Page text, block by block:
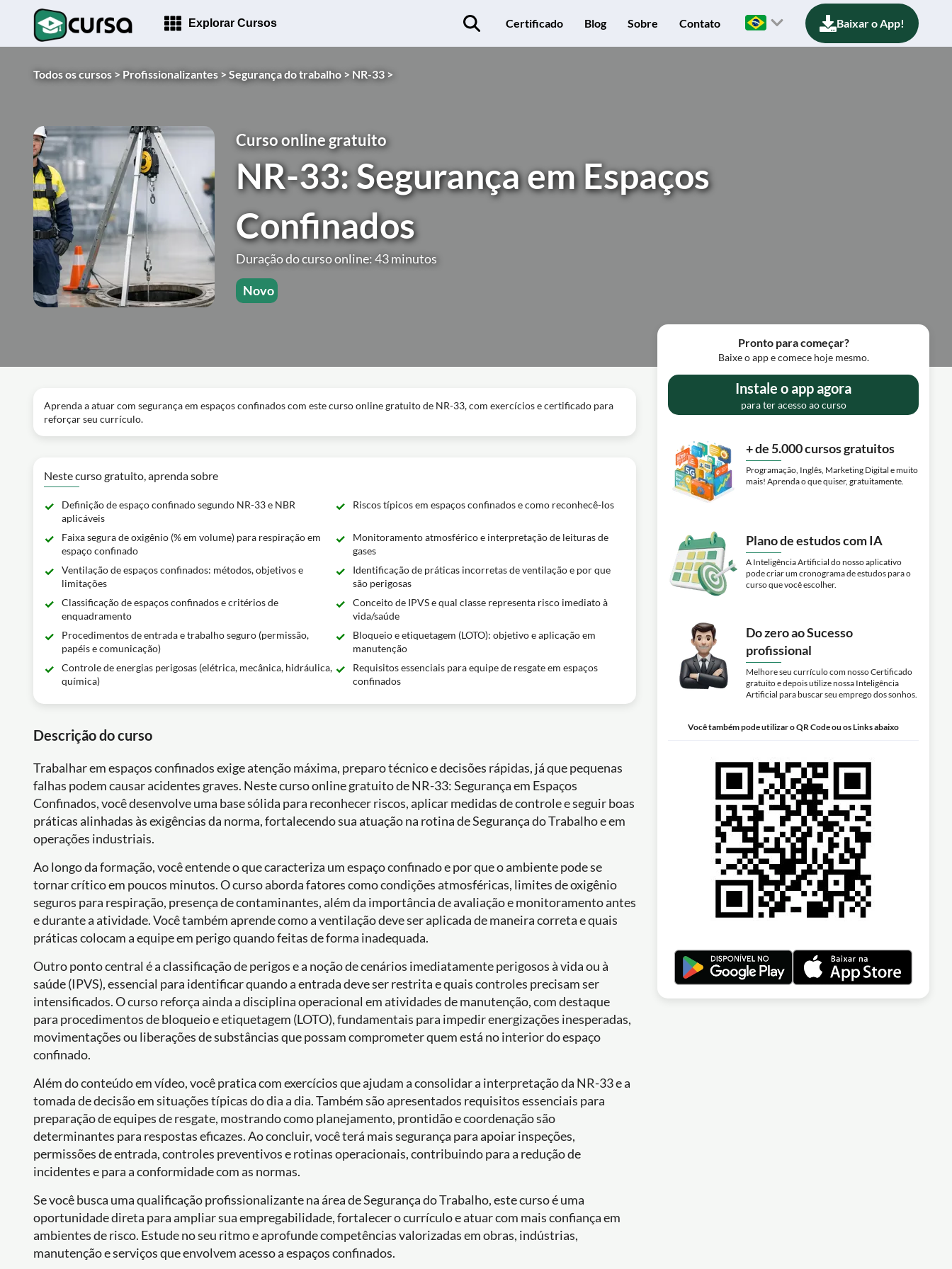
Explorar Cursos Certificado Blog Sobre Contato Baixar o App!
Todos os cursos > Profissionalizantes > Segurança do trabalho > NR-33 >
Curso online gratuito
NR-33: Segurança em Espaços
Confinados
Duração do curso online: 43 minutos
Novo
Aprenda a atuar com segurança em espaços confinados com este curso online gratuito de NR-33, com exercícios e certificado para
reforçar seu currículo.
Neste curso gratuito, aprenda sobre
Definição de espaço confinado segundo NR-33 e NBR
aplicáveis
Riscos típicos em espaços confinados e como reconhecê-los
Faixa segura de oxigênio (% em volume) para respiração em
espaço confinado
Monitoramento atmosférico e interpretação de leituras de
gases
Ventilação de espaços confinados: métodos, objetivos e
limitações
Identificação de práticas incorretas de ventilação e por que
são perigosas
Classificação de espaços confinados e critérios de
enquadramento
Conceito de IPVS e qual classe representa risco imediato à
vida/saúde
Procedimentos de entrada e trabalho seguro (permissão,
papéis e comunicação)
Bloqueio e etiquetagem (LOTO): objetivo e aplicação em
manutenção
Controle de energias perigosas (elétrica, mecânica, hidráulica,
química)
Requisitos essenciais para equipe de resgate em espaços
confinados
Descrição do curso
Trabalhar em espaços confinados exige atenção máxima, preparo técnico e decisões rápidas, já que pequenas
falhas podem causar acidentes graves. Neste curso online gratuito de NR-33: Segurança em Espaços
Confinados, você desenvolve uma base sólida para reconhecer riscos, aplicar medidas de controle e seguir boas
práticas alinhadas às exigências da norma, fortalecendo sua atuação na rotina de Segurança do Trabalho e em
operações industriais.
Ao longo da formação, você entende o que caracteriza um espaço confinado e por que o ambiente pode se
tornar crítico em poucos minutos. O curso aborda fatores como condições atmosféricas, limites de oxigênio
seguros para respiração, presença de contaminantes, além da importância de avaliação e monitoramento antes
e durante a atividade. Você também aprende como a ventilação deve ser aplicada de maneira correta e quais
práticas colocam a equipe em perigo quando feitas de forma inadequada.
Outro ponto central é a classificação de perigos e a noção de cenários imediatamente perigosos à vida ou à
saúde (IPVS), essencial para identificar quando a entrada deve ser restrita e quais controles precisam ser
intensificados. O curso reforça ainda a disciplina operacional em atividades de manutenção, com destaque
para procedimentos de bloqueio e etiquetagem (LOTO), fundamentais para impedir energizações inesperadas,
movimentações ou liberações de substâncias que possam comprometer quem está no interior do espaço
confinado.
Além do conteúdo em vídeo, você pratica com exercícios que ajudam a consolidar a interpretação da NR-33 e a
tomada de decisão em situações típicas do dia a dia. Também são apresentados requisitos essenciais para
preparação de equipes de resgate, mostrando como planejamento, prontidão e coordenação são
determinantes para respostas eficazes. Ao concluir, você terá mais segurança para apoiar inspeções,
permissões de entrada, controles preventivos e rotinas operacionais, contribuindo para a redução de
incidentes e para a conformidade com as normas.
Se você busca uma qualificação profissionalizante na área de Segurança do Trabalho, este curso é uma
oportunidade direta para ampliar sua empregabilidade, fortalecer o currículo e atuar com mais confiança em
ambientes de risco. Estude no seu ritmo e aprofunde competências valorizadas em obras, indústrias,
manutenção e serviços que envolvem acesso a espaços confinados.
Pronto para começar?
Baixe o app e comece hoje mesmo.
Instale o app agora
para ter acesso ao curso
+ de 5.000 cursos gratuitos
Programação, Inglês, Marketing Digital e muito
mais! Aprenda o que quiser, gratuitamente.
Plano de estudos com IA
A Inteligência Artificial do nosso aplicativo
pode criar um cronograma de estudos para o
curso que você escolher.
Do zero ao Sucesso
profissional
Melhore seu currículo com nosso Certificado
gratuito e depois utilize nossa Inteligência
Artificial para buscar seu emprego dos sonhos.
Você também pode utilizar o QR Code ou os Links abaixo